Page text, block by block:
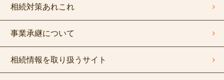
相続対策あれこれ
事業承継について
相続情報を取り扱うサイト